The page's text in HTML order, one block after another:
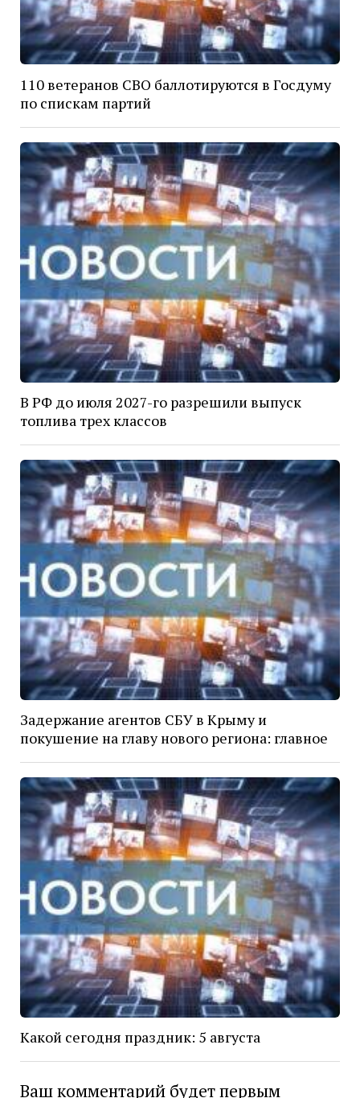
110 ветеранов СВО баллотируются в Госдуму
по спискам партий
В РФ до июля 2027-го разрешили выпуск
топлива трех классов
Задержание агентов СБУ в Крыму и
покушение на главу нового региона: главное
Какой сегодня праздник: 5 августа
Ваш комментарий будет первым